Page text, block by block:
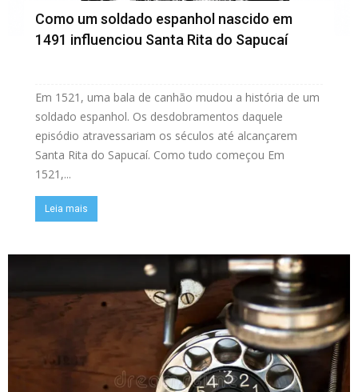
Como um soldado espanhol nascido em
1491 influenciou Santa Rita do Sapucaí
Em 1521, uma bala de canhão mudou a história de um
soldado espanhol. Os desdobramentos daquele
episódio atravessariam os séculos até alcançarem
Santa Rita do Sapucaí. Como tudo começou Em
1521,...
Leia mais